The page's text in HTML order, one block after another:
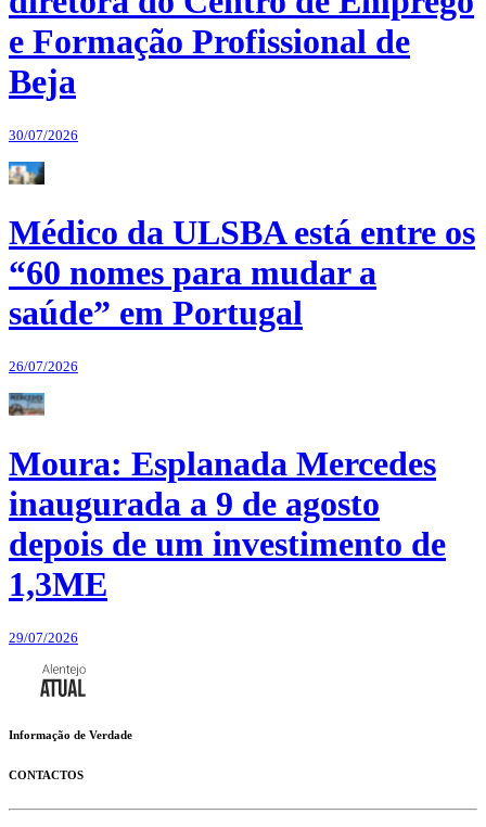
e Formação Profissional de
Beja
30/07/2026
Médico da ULSBA está entre os
“60 nomes para mudar a
saúde” em Portugal
26/07/2026
Moura: Esplanada Mercedes
inaugurada a 9 de agosto
depois de um investimento de
1,3ME
29/07/2026
Informação de Verdade
CONTACTOS